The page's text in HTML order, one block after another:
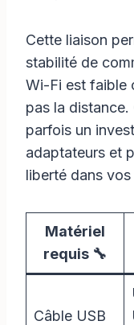
Cette liaison
stabilité de
Wi-Fi est faible
pas la
parfois un
adaptateurs et
liberté dans
Matériel
requis 🔧
Câble USB